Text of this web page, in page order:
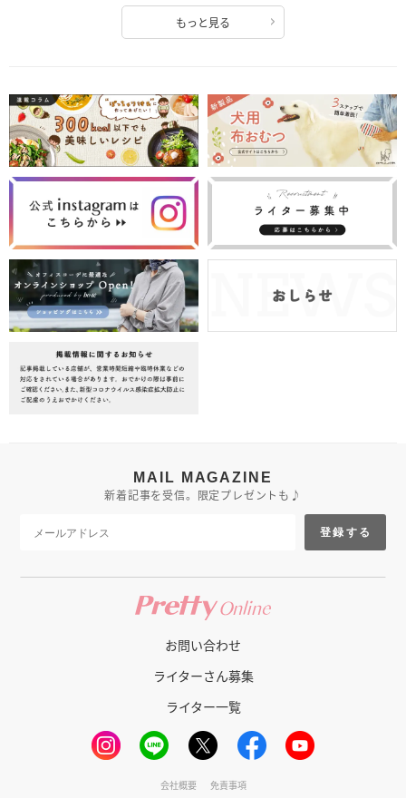
もっと見る
MAIL MAGAZINE
新着記事を受信。限定プレゼントも♪
登録する
お問い合わせ
ライターさん募集
ライター一覧
会社概要 免責事項